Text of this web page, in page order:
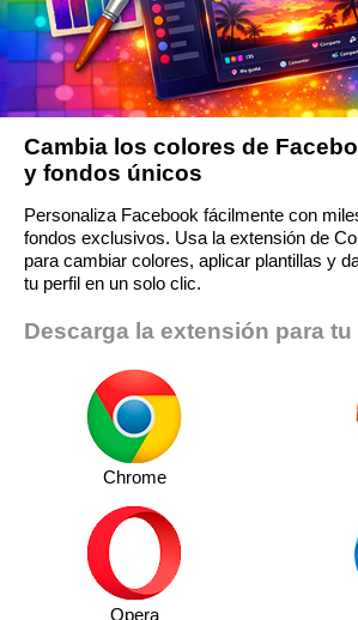
Cambia los colores de
y fondos únicos
Personaliza Facebook fácilmente con
fondos exclusivos. Usa la extensión de
para cambiar colores, aplicar plantillas y
tu perfil en un solo clic.
Descarga la extensión para
Chrome
Opera